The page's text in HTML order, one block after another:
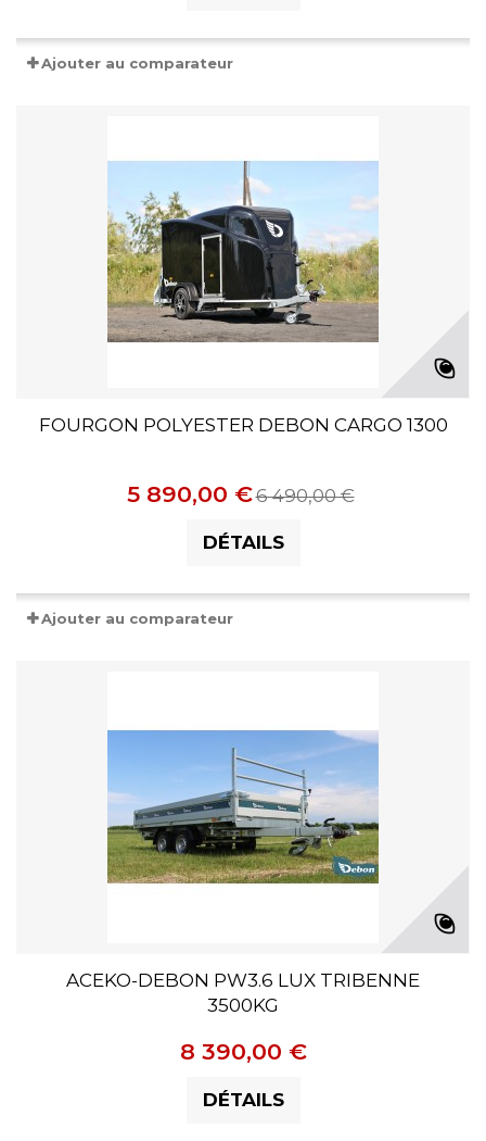
Ajouter au comparateur
FOURGON POLYESTER DEBON CARGO 1300
5 890,00 €6 490,00 €
DÉTAILS
Ajouter au comparateur
ACEKO-DEBON PW3.6 LUX TRIBENNE
3500KG
8 390,00 €
DÉTAILS